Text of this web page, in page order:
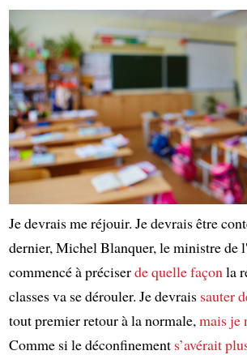
Je devrais me réjouir. Je devrais être
dernier, Michel Blanquer, le ministre de
commencé à préciserde quelle façonla
classes va se dérouler. Je devrais sauter
tout premier retour à la normale,mais je
Comme si le déconfinement s’avérait